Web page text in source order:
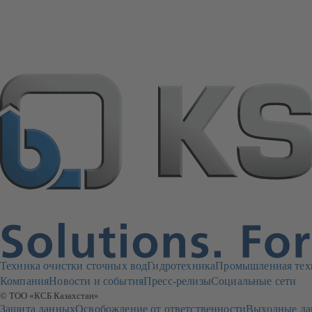
Техника очистки сточных водГидротехникаПромышленная
КомпанияНовости и событияПресс-релизыСоциальные сети
© ТОО «КСБ Казахстан»
Защита данныхОсвобождение от ответственностиВыходные